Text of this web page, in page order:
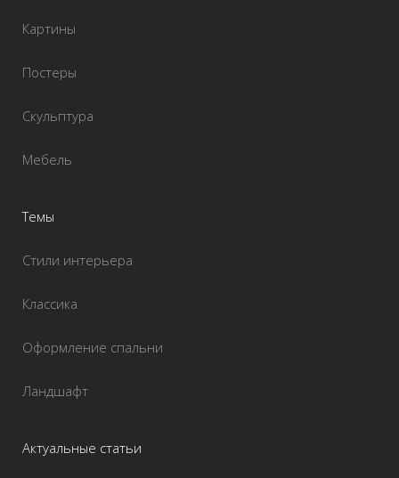
Картины
Постеры
Скульптура
Мебель
Темы
Стили интерьера
Классика
Оформление спальни
Ландшафт
Актуальные статьи